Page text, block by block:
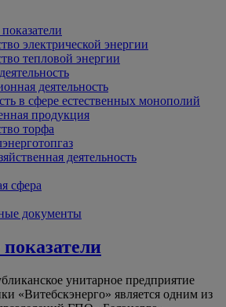
электрической энергии
тепловой энергии
деятельность
в сфере естественных монополий
продукция
торфа
деятельность
сфера
документы
унитарное предприятие
«Витебскэнерго» является одним из